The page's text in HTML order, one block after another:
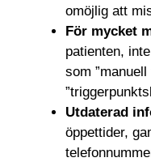
omöjlig att
För mycket
patienten,
som
Utdaterad
öppettider,